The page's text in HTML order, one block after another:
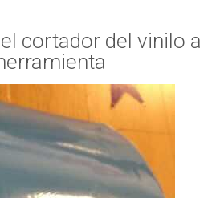
cortador del vinilo a